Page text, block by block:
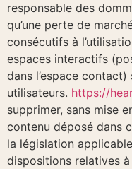
responsable des
qu’une perte de
consécutifs à
espaces interactifs
dans l’espace
utilisateurs. https://
supprimer, sans mise
contenu déposé dans
la législation
dispositions relatives